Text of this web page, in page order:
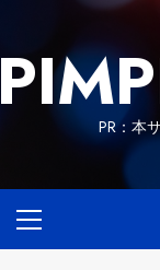
content
PR：本
Menu